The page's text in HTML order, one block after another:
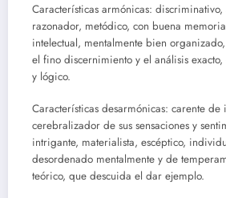
Características armónicas:
razonador, metódico, con buena
intelectual, mentalmente bien
el fino discernimiento y el análisis
y lógico.
Características desarmónicas: carente de
cerebralizador de sus sensaciones y
intrigante, materialista, escéptico,
desordenado mentalmente y de
teórico, que descuida el dar ejemplo.